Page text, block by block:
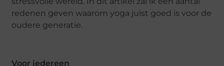
redenen geven waarom yoga juist goed is voor de
oudere generatie.
Voor iedereen